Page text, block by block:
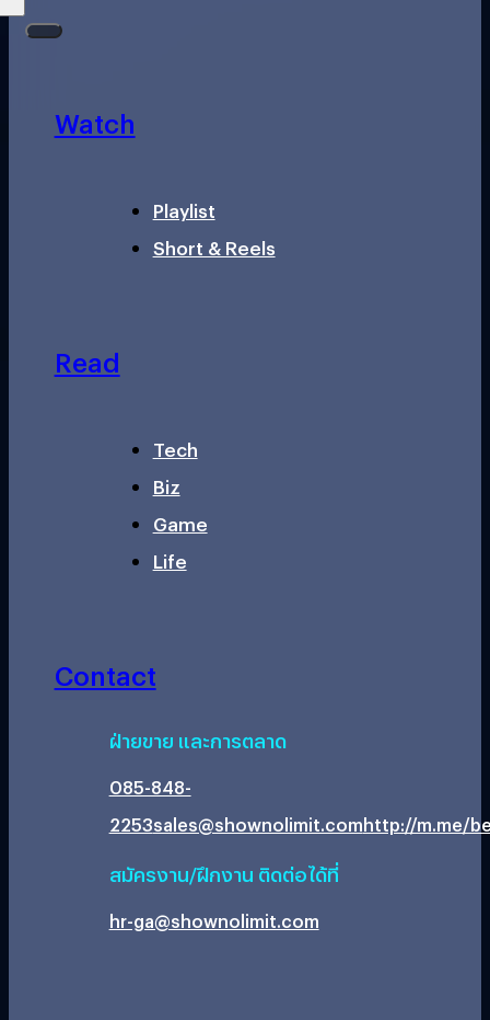
Watch
Playlist
Short & Reels
Read
Tech
Biz
Game
Life
Contact
ฝ่ายขาย และการตลาด
085-848-
2253sales@shownolimit.comhttp://m.me/
สมัครงาน/ฝึกงาน ติดต่อได้ที่
hr-ga@shownolimit.com